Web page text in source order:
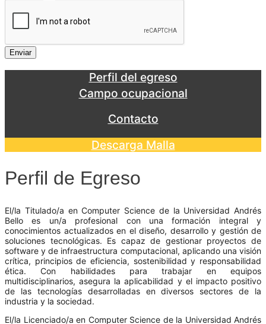
Enviar
Perfil del egreso
Campo ocupacional
Contacto
Descarga Malla
Perfil de Egreso
El/la Titulado/a en Computer Science de la Universidad Andrés
Bello es un/a profesional con una formación integral y
conocimientos actualizados en el diseño, desarrollo y gestión de
soluciones tecnológicas. Es capaz de gestionar proyectos de
software y de infraestructura computacional, aplicando una visión
crítica, principios de eficiencia, sostenibilidad y responsabilidad
ética. Con habilidades para trabajar en equipos
multidisciplinarios, asegura la aplicabilidad y el impacto positivo
de las tecnologías desarrolladas en diversos sectores de la
industria y la sociedad.
El/la Licenciado/a en Computer Science de la Universidad Andrés